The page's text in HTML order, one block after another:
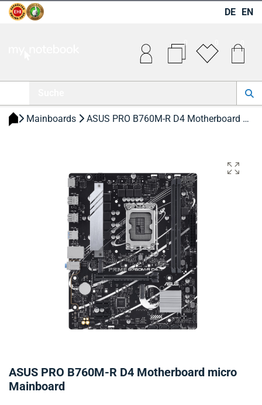
DE EN
0 0
Mainboards ASUS PRO B760M-R D4 Motherboard micro Mainboard
ASUS PRO B760M-R D4 Motherboard micro
Mainboard